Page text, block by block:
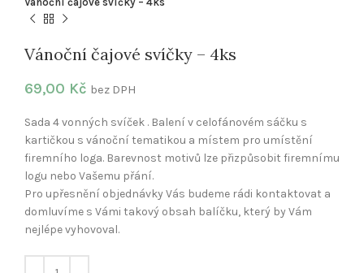
Vánoční čajové svíčky – 4ks
69,00 Kč bez DPH
Sada 4 vonných svíček . Balení v celofánovém sáčku s
kartičkou s vánoční tematikou a místem pro umístění
firemního loga. Barevnost motivů lze přizpůsobit firemnímu
logu nebo Vašemu přání.
Pro upřesnění objednávky Vás budeme rádi kontaktovat a
domluvíme s Vámi takový obsah balíčku, který by Vám
nejlépe vyhovoval.